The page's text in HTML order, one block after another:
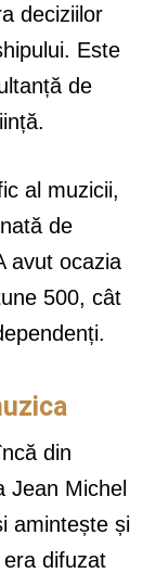
deciziilor
Este
de
al muzicii,
de
avut ocazia
500, cât
din
Jean Michel
amintește și
era difuzat